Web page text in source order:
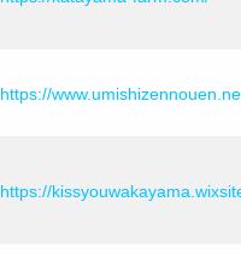
https://
https://